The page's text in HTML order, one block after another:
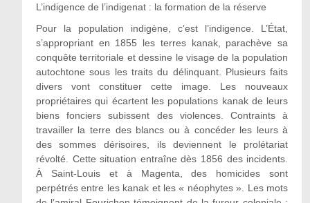
L’indigence de l’indigenat : la formation de la réserve
Pour la population indigène, c’est l’indigence. L’État,
s’appropriant en 1855 les terres kanak, parachève sa
conquête territoriale et dessine le visage de la population
autochtone sous les traits du délinquant. Plusieurs faits
divers vont constituer cette image. Les nouveaux
propriétaires qui écartent les populations kanak de leurs
biens fonciers subissent des violences. Contraints à
travailler la terre des blancs ou à concéder les leurs à
des sommes dérisoires, ils deviennent le prolétariat
révolté. Cette situation entraîne dès 1856 des incidents.
À Saint-Louis et à Magenta, des homicides sont
perpétrés entre les kanak et les « néophytes ». Les mots